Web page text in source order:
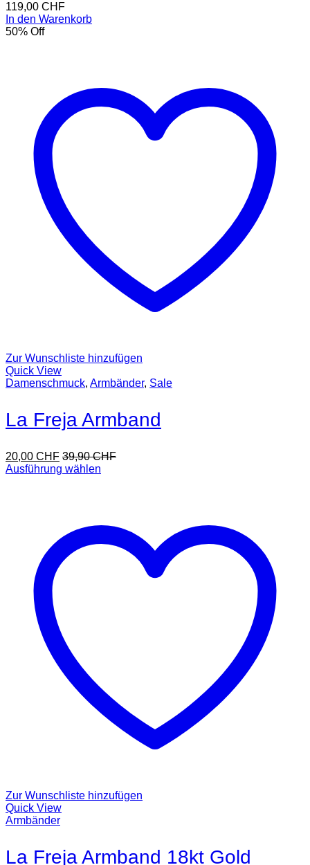
119,00 CHF
In den Warenkorb
50% Off
Zur Wunschliste hinzufügen
Quick View
Damenschmuck, Armbänder, Sale
La Freja Armband
20,00 CHF 39,90CHF
Ausführung wählen
Zur Wunschliste hinzufügen
Quick View
Armbänder
La Freja Armband 18kt Gold